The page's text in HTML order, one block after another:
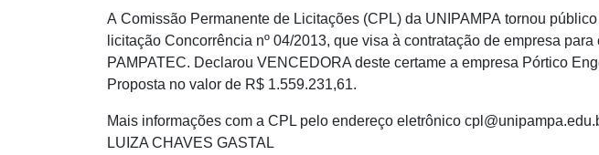
A Comissão Permanente de Licitações (CPL) da UNIPAMPA tornou
licitação Concorrência nº 04/2013, que visa à contratação de empresa
PAMPATEC. Declarou VENCEDORA deste certame a empresa Pórtico
Proposta no valor de R$ 1.559.231,61.
Mais informações com a CPL pelo endereço eletrônico
LUIZA CHAVES GASTAL